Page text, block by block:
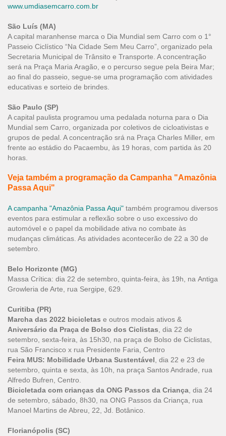
www.umdiasemcarro.com.br
São Luís (MA)
A capital maranhense marca o Dia Mundial sem Carro com o 1°
Passeio Ciclístico “Na Cidade Sem Meu Carro”, organizado pela
Secretaria Municipal de Trânsito e Transporte. A concentração
será na Praça Maria Aragão, e o percurso segue pela Beira Mar;
ao final do passeio, segue-se uma programação com atividades
educativas e sorteio de brindes.
São Paulo (SP)
A capital paulista programou uma pedalada noturna para o Dia
Mundial sem Carro, organizada por coletivos de cicloativistas e
grupos de pedal. A concentração srá na Praça Charles Miller, em
frente ao estádio do Pacaembu, às 19 horas, com partida às 20
horas.
Veja também a programação da Campanha "Amazônia
Passa Aqui"
A campanha "Amazônia Passa Aqui" também programou diversos
eventos para estimular a reflexão sobre o uso excessivo do
automóvel e o papel da mobilidade ativa no combate às
mudanças climáticas. As atividades acontecerão de 22 a 30 de
setembro.
Belo Horizonte (MG)
Massa Crítica: dia 22 de setembro, quinta-feira, às 19h, na Antiga
Growleria de Arte, rua Sergipe, 629.
Curitiba (PR)
Marcha das 2022 bicicletas e outros modais ativos &
Aniversário da Praça de Bolso dos Ciclistas , dia 22 de
setembro, sexta-feira, às 15h30, na praça de Bolso de Ciclistas,
rua São Francisco x rua Presidente Faria, Centro
Feira MUS: Mobilidade Urbana Sustentável , dia 22 e 23 de
setembro, quinta e sexta, às 10h, na praça Santos Andrade, rua
Alfredo Bufren, Centro.
Bicicletada com crianças da ONG Passos da Criança , dia 24
de setembro, sábado, 8h30, na ONG Passos da Criança, rua
Manoel Martins de Abreu, 22, Jd. Botânico.
Florianópolis (SC)